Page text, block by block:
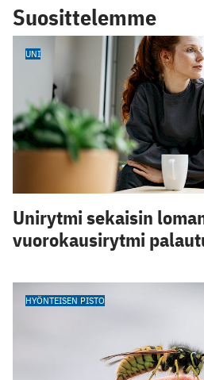
Suosittelemme
UNI
Unirytmi sekaisin
vuorokausirytmi
HYÖNTEISEN PISTO